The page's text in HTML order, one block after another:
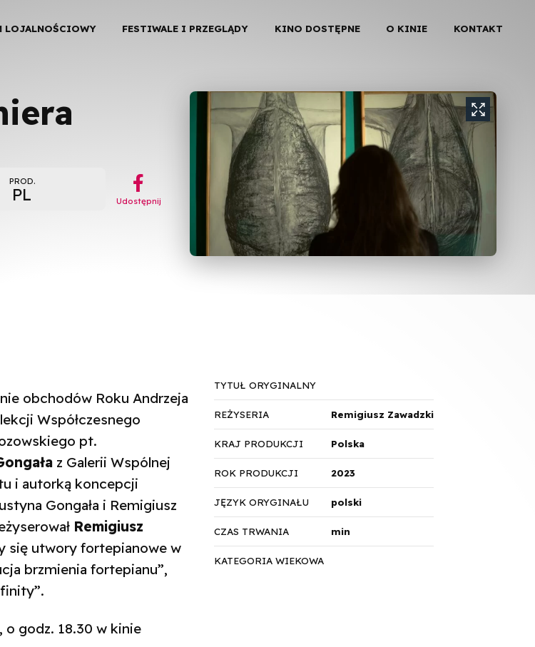
LOJALNOŚCIOWY FESTIWALE I PRZEGLĄDY KINO DOSTĘPNE O KINIE KONTAKT
PROD.
PL
︁
Udostępnij
obchodów Roku Andrzeja
Współczesnego
pt.
z Galerii Wspólnej
i autorką koncepcji
Gongała i Remigiusz
Remigiusz
się utwory fortepianowe w
brzmienia fortepianu”,
o godz. 18.30 w kinie
TYTUŁ ORYGINALNY
REŻYSERIA Remigiusz Zawadzki
KRAJ PRODUKCJI Polska
ROK PRODUKCJI 2023
JĘZYK ORYGINAŁU polski
CZAS TRWANIA min
KATEGORIA WIEKOWA